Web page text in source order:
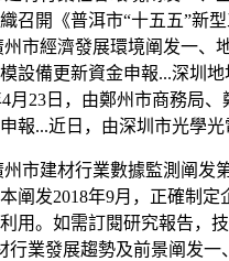
召開《普洱市“十五五”新
市經濟發展環境阐发一
設備更新資金申報...深圳
月23日，由鄭州市商務局
報...近日，由深圳市光學光
建材行業數據監測阐发
阐发2018年9月，正確制
用。如需訂閱研究報告，
行業發展趨勢及前景阐发